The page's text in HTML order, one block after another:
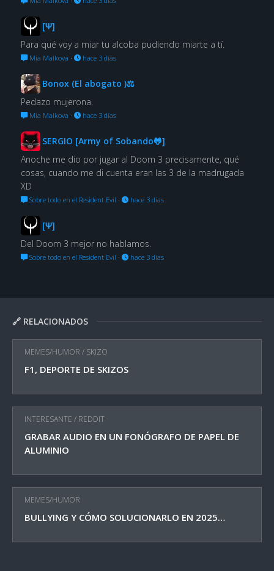
🔗 RELACIONADOS
MEMES/HUMOR / SKIZO
F1, DEPORTE DE SKIZOS
INTERESANTE / REDDIT
GRABAR AUDIO EN UN FONÓGRAFO DE PAPEL DE
ALUMINIO
MEMES/HUMOR
BULLYING Y CÓMO SOLUCIONARLO EN 2025…
[Ψ]
Para qué voy a miar tu alcoba pudiendo miarte a tí.
Mia Malkova · hace 3 días
Bonox (El abogato )⚖
Pedazo mujerona.
Mia Malkova · hace 3 días
SERGIO [Army of Sobando🐸]
Anoche me dio por jugar al Doom 3 precisamente, qué
cosas, cuando me di cuenta eran las 3 de la madrugada
XD
Sobre todo en el Resident Evil · hace 3 días
[Ψ]
Del Doom 3 mejor no hablamos.
Sobre todo en el Resident Evil · hace 3 días